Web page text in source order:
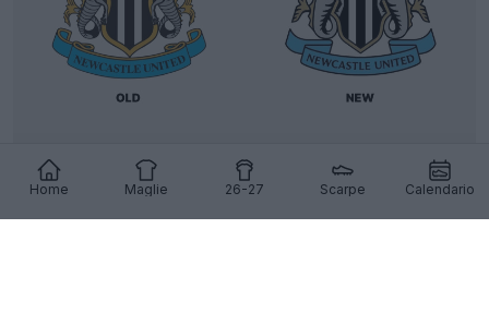
Home Maglie 26-27 Scarpe Calendario
Il Newcastle United svela tre nuove opzioni di
logo, estremamente simili tra loro
10 0 9K